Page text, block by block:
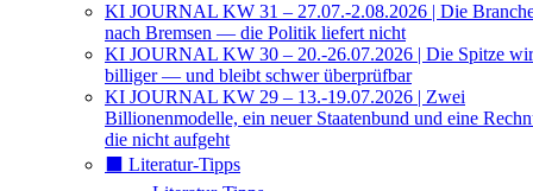
KI JOURNAL KW 31 – 27.07.-2.08.2026 | Die
nach Bremsen — die Politik liefert nicht
KI JOURNAL KW 30 – 20.-26.07.2026 | Die Spitze
billiger — und bleibt schwer überprüfbar
KI JOURNAL KW 29 – 13.-19.07.2026 | Zwei
Billionenmodelle, ein neuer Staatenbund und eine
die nicht aufgeht
⬛️ Literatur-Tipps